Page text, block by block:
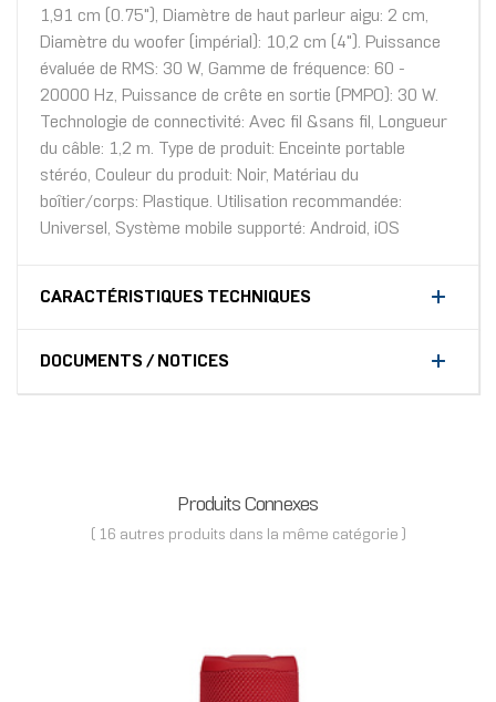
1,91 cm (0.75"), Diamètre de haut parleur aigu: 2 cm,
Diamètre du woofer (impérial): 10,2 cm (4"). Puissance
évaluée de RMS: 30 W, Gamme de fréquence: 60 -
20000 Hz, Puissance de crête en sortie (PMPO): 30 W.
Technologie de connectivité: Avec fil &sans fil, Longueur
du câble: 1,2 m. Type de produit: Enceinte portable
stéréo, Couleur du produit: Noir, Matériau du
boîtier/corps: Plastique. Utilisation recommandée:
Universel, Système mobile supporté: Android, iOS
CARACTÉRISTIQUES TECHNIQUES
DOCUMENTS / NOTICES
Produits Connexes
( 16 autres produits dans la même catégorie )